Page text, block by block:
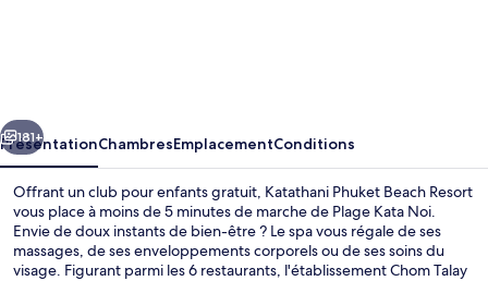
Suivant
181+
PrésentationChambresEmplacementConditions
Offrant un club pour enfants gratuit, Katathani Phuket Beach Resort
vous place à moins de 5 minutes de marche de Plage Kata Noi.
Envie de doux instants de bien-être ? Le spa vous régale de ses
massages, de ses enveloppements corporels ou de ses soins du
visage. Figurant parmi les 6 restaurants, l'établissement Chom Talay